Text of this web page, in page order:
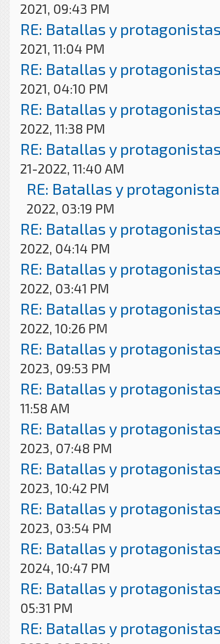
2021, 09:43 PM
RE: Batallas y
2021, 11:04 PM
RE: Batallas y
2021, 04:10 PM
RE: Batallas y
2022, 11:38 PM
RE: Batallas y
21-2022, 11:40 AM
RE: Batallas y
2022, 03:19 PM
RE: Batallas y
2022, 04:14 PM
RE: Batallas y
2022, 03:41 PM
RE: Batallas y
2022, 10:26 PM
RE: Batallas y
2023, 09:53 PM
RE: Batallas y
11:58 AM
RE: Batallas y
2023, 07:48 PM
RE: Batallas y
2023, 10:42 PM
RE: Batallas y
2023, 03:54 PM
RE: Batallas y
2024, 10:47 PM
RE: Batallas y
05:31 PM
RE: Batallas y